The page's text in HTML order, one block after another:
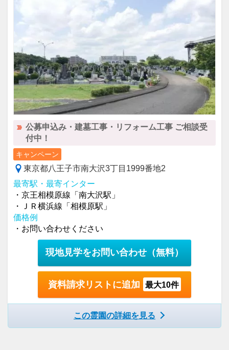
公募申込み・建墓工事・リフォーム工事 ご相談受
付中！
キャンペーン
東京都八王子市南大沢3丁目1999番地2
最寄駅・最寄インター
・京王相模原線「南大沢駅」
・ＪＲ横浜線「相模原駅」
価格例
・お問い合わせください
現地見学をお問い合わせ （無料）
資料請求リストに追加 最大10件
この霊園の詳細を見る